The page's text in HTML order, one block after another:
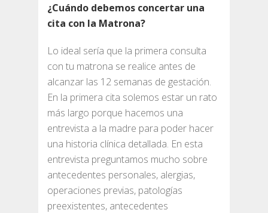
¿Cuándo debemos concertar una
cita con la Matrona?
Lo ideal sería que la primera consulta
con tu matrona se realice antes de
alcanzar las 12 semanas de gestación.
En la primera cita solemos estar un rato
más largo porque hacemos una
entrevista a la madre para poder hacer
una historia clínica detallada. En esta
entrevista preguntamos mucho sobre
antecedentes personales, alergias,
operaciones previas, patologías
preexistentes, antecedentes